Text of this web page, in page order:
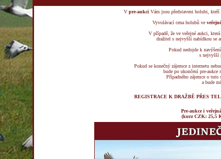
V pre-aukciVám jsou představeni holubi, kteří
Vyvolávací cena holubů ve
V případě, že ve veřejné aukci,
dražitel s nejvyšší nabídkou se
Pokud nedojde k
s nejvyšší
Pokud se konečný zájemce z internetu
bude po ukončení pre-
Případného zájemce o tuto
a bude
REGISTRACE K DRAŽBĚ PŘES
Pre-aukce i
(kurz CZK: 25,5